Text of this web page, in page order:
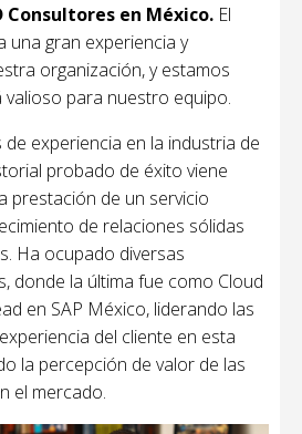
Consultores en México. El
una gran experiencia y
organización, y estamos
para nuestro equipo.
experiencia en la industria de
probado de éxito viene
prestación de un servicio
de relaciones sólidas
Ha ocupado diversas
donde la última fue como Cloud
en SAP México, liderando las
del cliente en esta
la percepción de valor de las
el mercado.